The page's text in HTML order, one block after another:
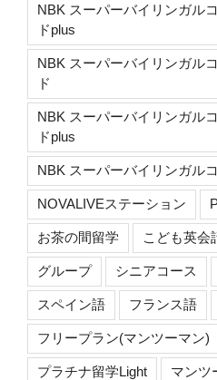
NBK スーパーバイリンガル
ドplus
NBK スーパーバイリンガル
ド
NBK スーパーバイリンガル
ドplus
NBK スーパーバイリンガル
NOVALIVEステーション
お茶の間留学 こども英会
グループ シニアコース
スペイン語 フランス語
フリープラン(マンツーマン)
プラチナ留学Light マンツ